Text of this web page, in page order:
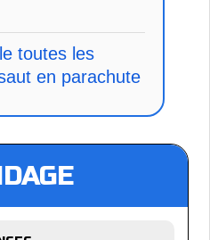
toutes les
en parachute